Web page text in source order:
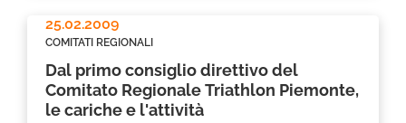
25.02.2009
COMITATI REGIONALI
Dal primo consiglio direttivo del
Comitato Regionale Triathlon Piemonte,
le cariche e l'attività